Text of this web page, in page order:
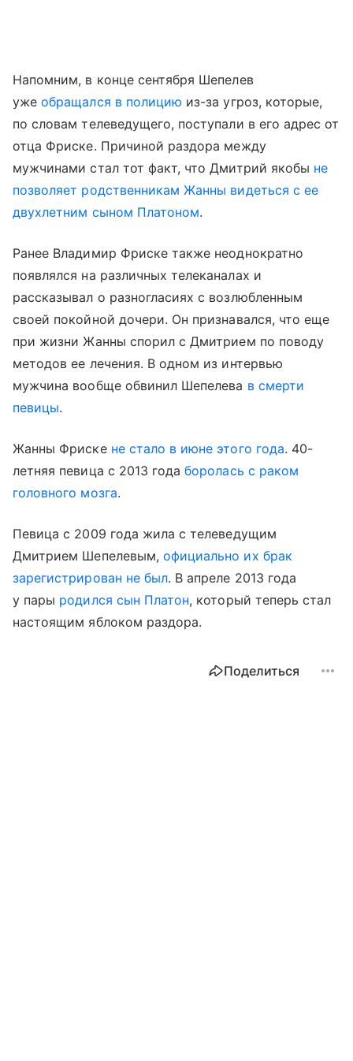
Напомним, в конце сентября Шепелев
ужеобращался в полицию из-за угроз, которые,
по словам телеведущего, поступали в его адрес от
отца Фриске. Причиной раздора между
мужчинами стал тот факт, что Дмитрий якобы не
позволяет родственникам Жанны видеться с ее
двухлетним сыном Платоном.
Ранее Владимир Фриске также неоднократно
появлялся на различных телеканалах и
рассказывал о разногласиях с возлюбленным
своей покойной дочери. Он признавался, что еще
при жизни Жанны спорил с Дмитрием по поводу
методов ее лечения. В одном из интервью
мужчина вообще обвинил Шепелева в смерти
певицы.
Жанны Фриске не стало в июне этого года. 40-
летняя певица с 2013 годаборолась с раком
головного мозга.
Певица с 2009 года жила с телеведущим
Дмитрием Шепелевым, официально их брак
зарегистрирован не был. В апреле 2013 года
у пары родился сын Платон, который теперь стал
настоящим яблоком раздора.
Поделиться